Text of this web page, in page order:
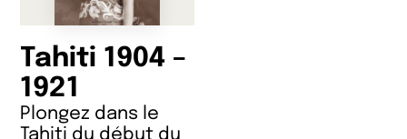
Tahiti 1904 –
1921
Plongez dans le
Tahiti du début du